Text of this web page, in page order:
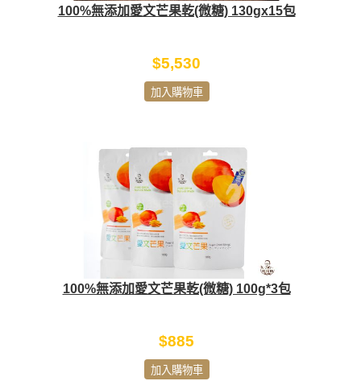
100%無添加愛文芒果乾(微糖) 130gx15包
$5,530
加入購物車
100%無添加愛文芒果乾(微糖) 100g*3包
$885
加入購物車